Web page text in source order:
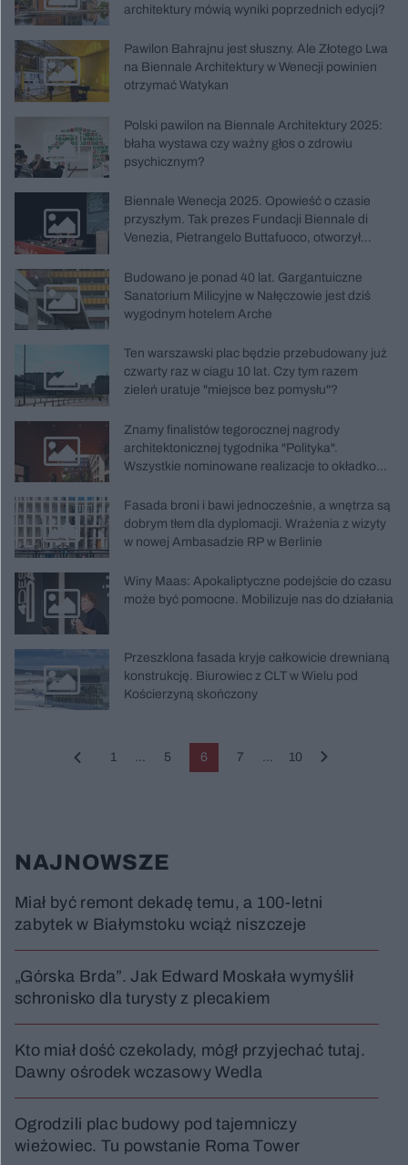
architektury mówią wyniki poprzednich edycji?
Pawilon Bahrajnu jest słuszny. Ale Złotego Lwa
na Biennale Architektury w Wenecji powinien
otrzymać Watykan
Polski pawilon na Biennale Architektury 2025:
błaha wystawa czy ważny głos o zdrowiu
psychicznym?
Biennale Wenecja 2025. Opowieść o czasie
przyszłym. Tak prezes Fundacji Biennale di
Venezia, Pietrangelo Buttafuoco, otworzył
Budowano je ponad 40 lat. Gargantuiczne
Sanatorium Milicyjne w Nałęczowie jest dziś
wygodnym hotelem Arche
Ten warszawski plac będzie przebudowany już
czwarty raz w ciagu 10 lat. Czy tym razem
zieleń uratuje "miejsce bez pomysłu"?
Znamy finalistów tegorocznej nagrody
architektonicznej tygodnika "Polityka".
Wszystkie nominowane realizacje to okładkowe
Fasada broni i bawi jednocześnie, a wnętrza są
dobrym tłem dla dyplomacji. Wrażenia z wizyty
w nowej Ambasadzie RP w Berlinie
Winy Maas: Apokaliptyczne podejście do czasu
może być pomocne. Mobilizuje nas do działania
Przeszklona fasada kryje całkowicie drewnianą
konstrukcję. Biurowiec z CLT w Wielu pod
Kościerzyną skończony
1 ... 5 6 7 ... 10
NAJNOWSZE
Miał być remont dekadę temu, a 100-letni
zabytek w Białymstoku wciąż niszczeje
„Górska Brda”. Jak Edward Moskała wymyślił
schronisko dla turysty z plecakiem
Kto miał dość czekolady, mógł przyjechać tutaj.
Dawny ośrodek wczasowy Wedla
Ogrodzili plac budowy pod tajemniczy
wieżowiec. Tu powstanie Roma Tower